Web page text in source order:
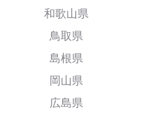
和歌山県
鳥取県
島根県
岡山県
広島県